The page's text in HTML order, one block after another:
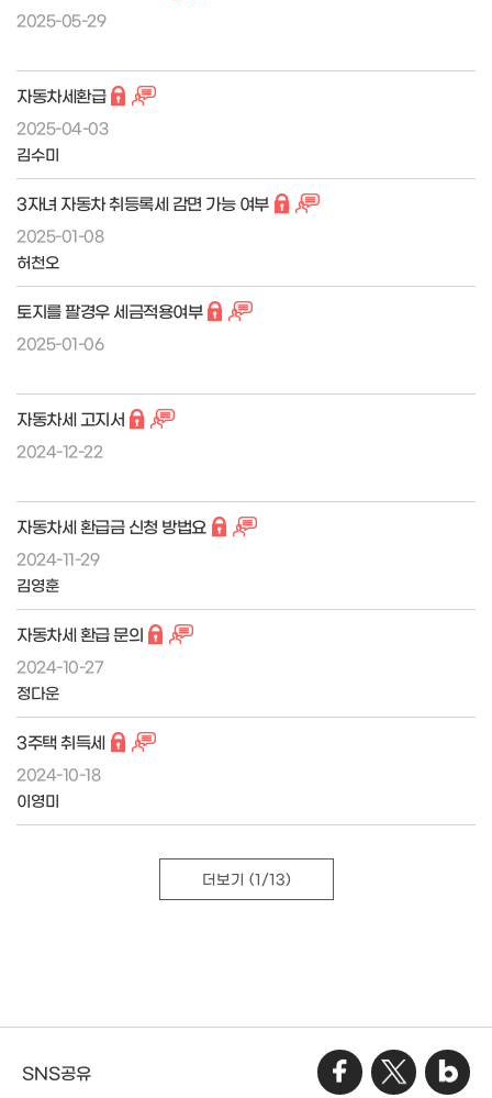
2025-05-29
자동차세환급
2025-04-03
김수미
3자녀 자동차 취등록세 감면 가능 여부
2025-01-08
허천오
토지를 팔경우 세금적용여부
2025-01-06
자동차세 고지서
2024-12-22
자동차세 환급금 신청 방법요
2024-11-29
김영훈
자동차세 환급 문의
2024-10-27
정다운
3주택 취득세
2024-10-18
이영미
더보기 (1/13)
SNS공유